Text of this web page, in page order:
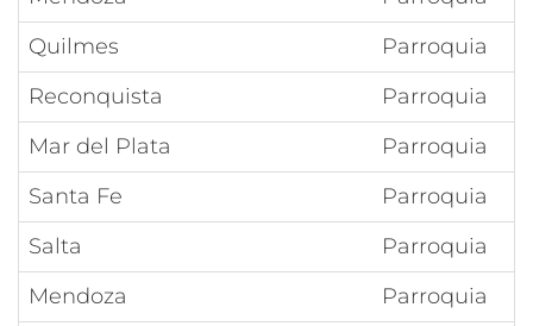
Quilmes
Parroquia
Reconquista
Parroquia
Mar del Plata
Parroquia
Santa Fe
Parroquia
Salta
Parroquia
Mendoza
Parroquia